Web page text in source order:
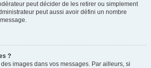
peut décider de les retirer ou simplement
peut aussi avoir défini un nombre
?
images dans vos messages. Par ailleurs, si